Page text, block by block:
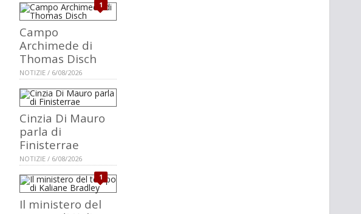
1
Campo
Archimede di
Thomas Disch
NOTIZIE / 6/08/2026
Cinzia Di Mauro
parla di
Finisterrae
NOTIZIE / 6/08/2026
1
Il ministero del